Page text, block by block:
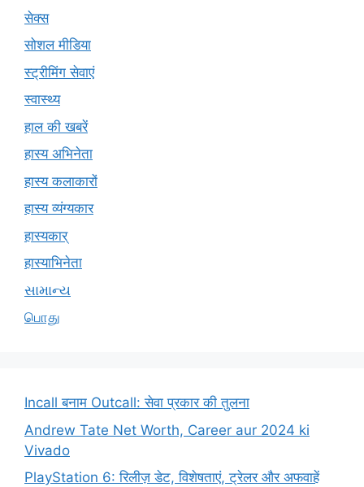
सेक्स
सोशल मीडिया
स्ट्रीमिंग सेवाएं
स्वास्थ्य
हाल की खबरें
हास्य अभिनेता
हास्य कलाकारों
हास्य व्यंग्यकार
हास्यकार्
हास्याभिनेता
સામાન્ય
பொது
Incall बनाम Outcall: सेवा प्रकार की तुलना
Andrew Tate Net Worth, Career aur 2024 ki
Vivado
PlayStation 6: रिलीज़ डेट, विशेषताएं, ट्रेलर और अफवाहें